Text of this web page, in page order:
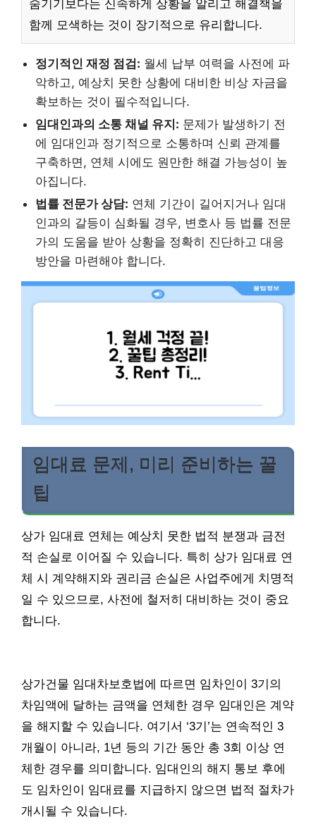
숨기기보다는 신속하게 상황을 알리고 해결책을
함께 모색하는 것이 장기적으로 유리합니다.
정기적인 재정 점검: 월세 납부 여력을 사전에 파
악하고, 예상치 못한 상황에 대비한 비상 자금을
확보하는 것이 필수적입니다.
임대인과의 소통 채널 유지: 문제가 발생하기 전
에 임대인과 정기적으로 소통하며 신뢰 관계를
구축하면, 연체 시에도 원만한 해결 가능성이 높
아집니다.
법률 전문가 상담: 연체 기간이 길어지거나 임대
인과의 갈등이 심화될 경우, 변호사 등 법률 전문
가의 도움을 받아 상황을 정확히 진단하고 대응
방안을 마련해야 합니다.
임대료 문제, 미리 준비하는 꿀
팁
상가 임대료 연체는 예상치 못한 법적 분쟁과 금전
적 손실로 이어질 수 있습니다. 특히 상가 임대료 연
체 시 계약해지와 권리금 손실은 사업주에게 치명적
일 수 있으므로, 사전에 철저히 대비하는 것이 중요
합니다.
상가건물 임대차보호법에 따르면 임차인이 3기의
차임액에 달하는 금액을 연체한 경우 임대인은 계약
을 해지할 수 있습니다. 여기서 ‘3기’는 연속적인 3
개월이 아니라, 1년 등의 기간 동안 총 3회 이상 연
체한 경우를 의미합니다. 임대인의 해지 통보 후에
도 임차인이 임대료를 지급하지 않으면 법적 절차가
개시될 수 있습니다.